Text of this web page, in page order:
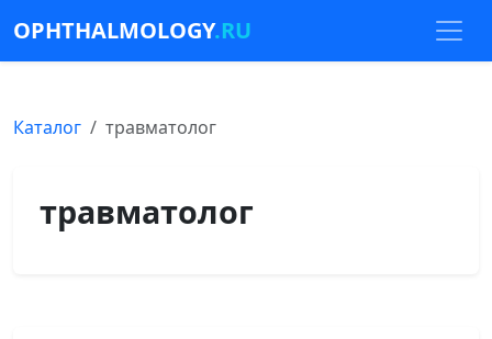
OPHTHALMOLOGY.RU
Каталог травматолог
травматолог